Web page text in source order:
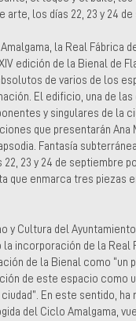
arte, los días 22, 23 y 24 de
la Real Fábrica
edición de la Bienal de
de varios de los
El edificio, una de
y singulares de la
que presentarán Ana
Fantasía
22, 23 y 24 de septiembre
que enmarca tres piezas
y Cultura del
la incorporación de la Real
de la Bienal como “un
de este espacio como
En este sentido, ha
del Ciclo Amalgama,